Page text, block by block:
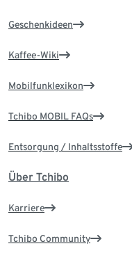
Geschenkideen
Kaffee-Wiki
Mobilfunklexikon
Tchibo MOBIL FAQs
Entsorgung / Inhaltsstoffe
Über Tchibo
Karriere
Tchibo Community